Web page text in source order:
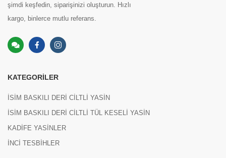
şimdi keşfedin, siparişinizi oluşturun. Hızlı
kargo, binlerce mutlu referans.
KATEGORILER
İSİM BASKILI DERİ CİLTLİ YASİN
İSİM BASKILI DERİ CİLTLİ TÜL KESELİ YASİN
KADİFE YASİNLER
İNCİ TESBİHLER